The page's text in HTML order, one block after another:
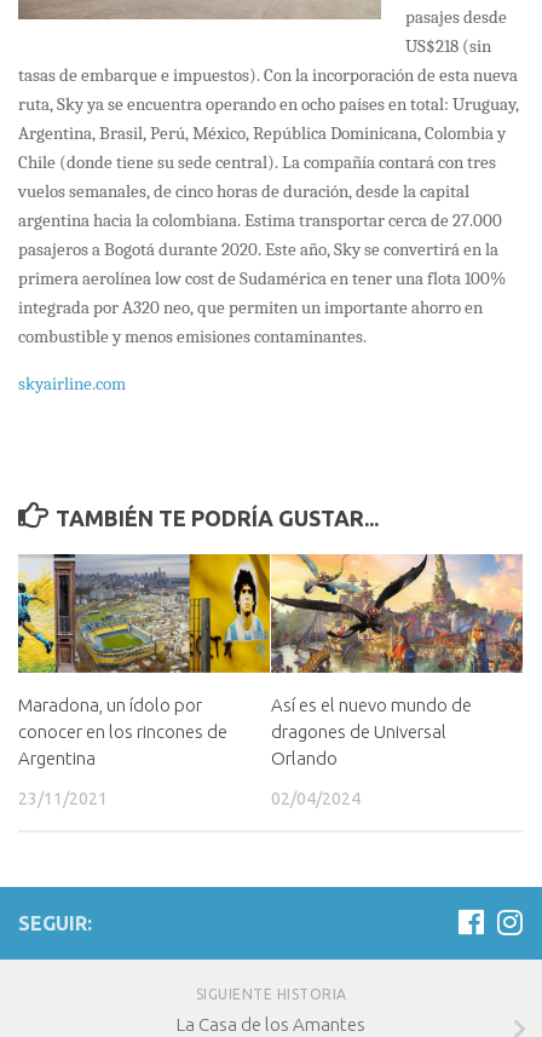
pasajes desde
US$218 (sin
tasas de embarque e impuestos). Con la incorporación de esta nueva
ruta, Sky ya se encuentra operando en ocho países en total: Uruguay,
Argentina, Brasil, Perú, México, República Dominicana, Colombia y
Chile (donde tiene su sede central). La compañía contará con tres
vuelos semanales, de cinco horas de duración, desde la capital
argentina hacia la colombiana. Estima transportar cerca de 27.000
pasajeros a Bogotá durante 2020. Este año, Sky se convertirá en la
primera aerolínea low cost de Sudamérica en tener una flota 100%
integrada por A320 neo, que permiten un importante ahorro en
combustible y menos emisiones contaminantes.
skyairline.com
TAMBIÉN TE PODRÍA GUSTAR...
Maradona, un ídolo por
conocer en los rincones de
Argentina
23/11/2021
Así es el nuevo mundo de
dragones de Universal
Orlando
02/04/2024
SEGUIR:
SIGUIENTE HISTORIA
La Casa de los Amantes